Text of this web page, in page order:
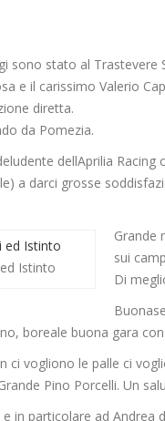
sono stato al Trastevere
e il carissimo Valerio
diretta.
da Pomezia.
dellAprilia
a darci grosse
Istinto
Grande
sui
Di
boreale buona gara
ci vogliono le palle ci
Pino Porcelli. Un
in particolare ad Andrea